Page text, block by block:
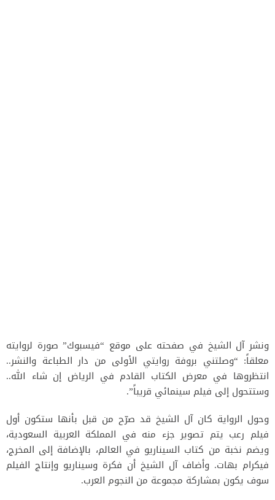
ونشر آل الشيخ في صفحته على موقع “فيسبوك” صورة لروايته
معلقاً: “وصلتني بروفة روايتي الأولى من دار الطباعة والنشر..
انتظروها في معرض الكتاب القادم في الرياض إن شاء الله..
وستتحول إلى فيلم سينمائي قريباً”.
وحول الرواية كان آل الشيخ قد صرّح من قبل بأنها ستكون أول
فيلم رعب يتم تصوير جزء منه في المملكة العربية السعودية،
ويضم نخبة من كتاب السيناريو في العالم، بالإضافة إلى المخرج،
فيكرام بهات. وأضاف آل الشيخ أن فكرة وسيناريو وإنتاج الفيلم
سوف يكون بمشاركة مجموعة من النجوم العرب.